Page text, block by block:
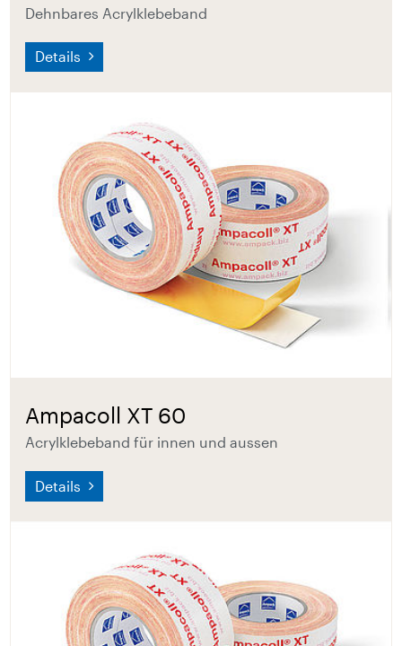
Dehnbares Acrylklebeband
Details
Ampacoll XT 60
Acrylklebeband für innen und aussen
Details